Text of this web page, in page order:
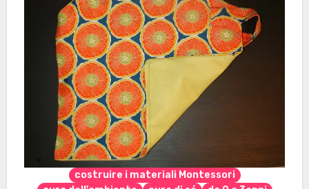
costruire i materiali Montessori